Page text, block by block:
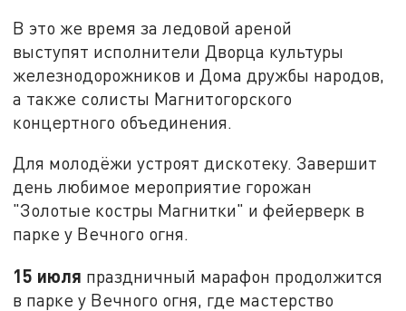
В это же время за ледовой ареной
выступят исполнители Дворца культуры
железнодорожников и Дома дружбы народов,
а также солисты Магнитогорского
концертного объединения.
Для молодёжи устроят дискотеку. Завершит
день любимое мероприятие горожан
"Золотые костры Магнитки" и фейерверк в
парке у Вечного огня.
15 июля праздничный марафон продолжится
в парке у Вечного огня, где мастерство